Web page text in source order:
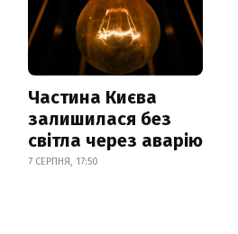
Частина Києва
залишилася без
світла через аварію
7 СЕРПНЯ, 17:50